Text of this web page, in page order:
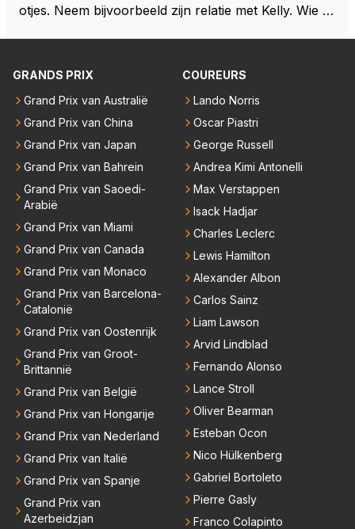
otjes. Neem bijvoorbeeld zijn relatie met Kelly. Wie g
alig RB-lid op de leeftijd van 23 jaar? Hij doet dingen
oon. Ieder jaar is er in Hongarije een uitje voor zijn t
eam. Op 28-jarige leeftijd is hij al eigenaar van een su
ccesvol raceteam. Hij is niet alleen speciaal in de aut
o maar ook daarbuiten.
GRANDS PRIX
Grand Prix van Australië
Grand Prix van China
Grand Prix van Japan
Grand Prix van Bahrein
Grand Prix van Saoedi-
Arabië
Grand Prix van Miami
Grand Prix van Canada
Grand Prix van Monaco
Grand Prix van Barcelona-
Catalonië
Grand Prix van Oostenrijk
Grand Prix van Groot-
Brittannië
Grand Prix van België
Grand Prix van Hongarije
Grand Prix van Nederland
Grand Prix van Italië
Grand Prix van Spanje
Grand Prix van
Azerbeidzjan
COUREURS
Lando Norris
Oscar Piastri
George Russell
Andrea Kimi Antonelli
Max Verstappen
Isack Hadjar
Charles Leclerc
Lewis Hamilton
Alexander Albon
Carlos Sainz
Liam Lawson
Arvid Lindblad
Fernando Alonso
Lance Stroll
Oliver Bearman
Esteban Ocon
Nico Hülkenberg
Gabriel Bortoleto
Pierre Gasly
Franco Colapinto